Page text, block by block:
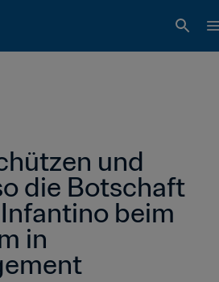
und
die Botschaft
beim
in